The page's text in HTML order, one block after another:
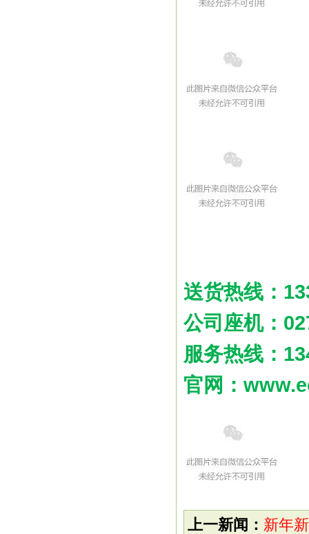
送货热线：
公司座机：
服务热线：
官网：
上一新闻： 新年